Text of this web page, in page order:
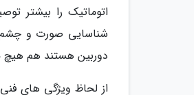
اتوماتیک را بیشتر
شناسایی صورت و
دوربین هستند هم هیچ